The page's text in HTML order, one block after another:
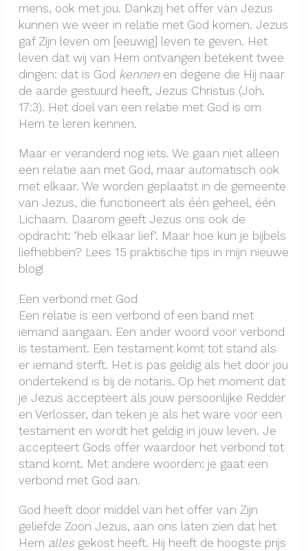
mens, ook met jou. Dankzij het offer van Jezus
kunnen we weer in relatie met God komen. Jezus
gaf Zijn leven om [eeuwig] leven te geven. Het
leven dat wij van Hem ontvangen betekent twee
dingen: dat is God kennenen degene die Hij naar
de aarde gestuurd heeft, Jezus Christus (Joh.
17:3). Het doel van een relatie met God is om
Hem te leren kennen.
Maar er veranderd nog iets. We gaan niet alleen
een relatie aan met God, maar automatisch ook
met elkaar. We worden geplaatst in de gemeente
van Jezus, die functioneert als één geheel, één
Lichaam. Daarom geeft Jezus ons ook de
opdracht: ‘heb elkaar lief’. Maar hoe kun je bijbels
liefhebben? Lees 15 praktische tips in mijn nieuwe
blog!
Een verbond met God
Een relatie is een verbond of een band met
iemand aangaan. Een ander woord voor verbond
is testament. Een testament komt tot stand als
er iemand sterft. Het is pas geldig als het door jou
ondertekend is bij de notaris. Op het moment dat
je Jezus accepteert als jouw persoonlijke Redder
en Verlosser, dan teken je als het ware voor een
testament en wordt het geldig in jouw leven. Je
accepteert Gods offer waardoor het verbond tot
stand komt. Met andere woorden: je gaat een
verbond met God aan.
God heeft door middel van het offer van Zijn
geliefde Zoon Jezus, aan ons laten zien dat het
Hem allesgekost heeft. Hij heeft de hoogste prijs